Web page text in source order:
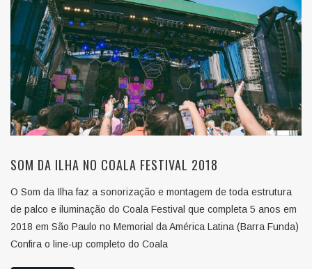
SOM DA ILHA NO COALA FESTIVAL 2018
O Som da Ilha faz a sonorização e montagem de toda estrutura
de palco e iluminação do Coala Festival que completa 5 anos em
2018 em São Paulo no Memorial da América Latina (Barra Funda)
Confira o line-up completo do Coala